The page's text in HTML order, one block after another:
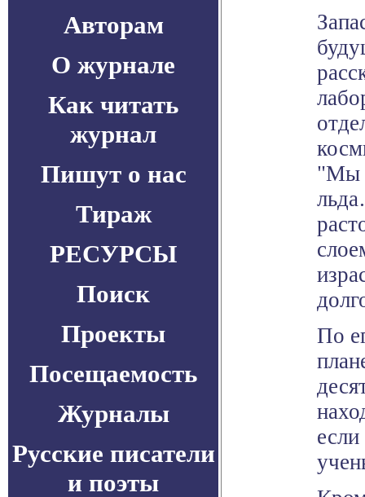
Авторам
О журнале
Как читать
журнал
Пишут о нас
Тираж
РЕСУРСЫ
Поиск
Проекты
Посещаемость
Журналы
Русские писатели
и поэты
"Мы
По